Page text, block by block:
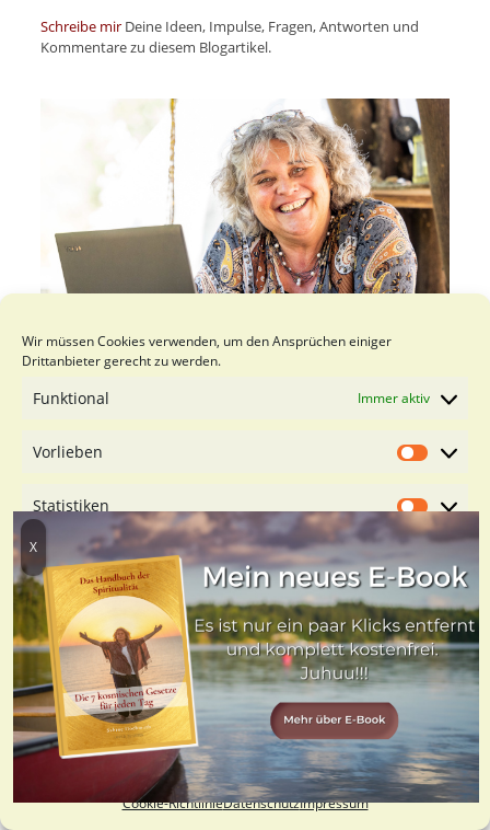
Wir müssen Cookies verwenden, um den Ansprüchen einiger
Drittanbieter gerecht zu werden.
Funktional Immer aktiv
Vorlieben Vorlieben
Statistiken
Marketing
Dienste verwalten
Cookies akzeptieren
Nur funktionale Cookies
Einstellungen speichern
Cookie-RichtlinieDatenschutzImpressum
Schreibe mirDeine Ideen, Impulse, Fragen, Antworten und
Kommentare zu diesem Blogartikel.
Ich freue mich auf Dich und unsere Verbundenheit, Du